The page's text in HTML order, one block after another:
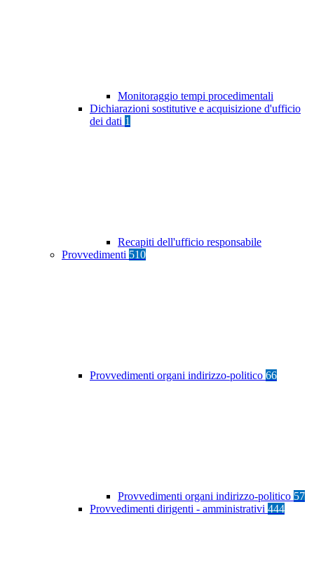
Monitoraggio tempi procedimentali
Dichiarazioni sostitutive e acquisizione d'ufficio
dei dati 1
Recapiti dell'ufficio responsabile
Provvedimenti 510
Provvedimenti organi indirizzo-politico 66
Provvedimenti organi indirizzo-politico 57
Provvedimenti dirigenti - amministrativi 444